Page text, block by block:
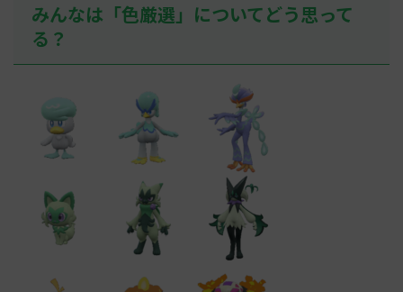
みんなは「色厳選」についてどう思って
る？